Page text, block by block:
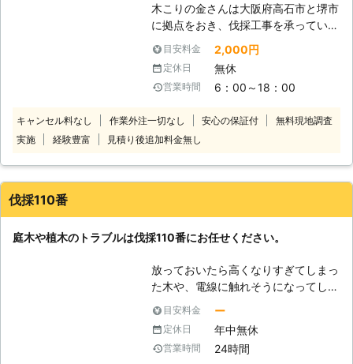
り、安全に木を切り倒すことができま
す。また伐採した木を運搬し、適切に
処分していきます。もしもお庭にお世
話ができなくなった木がある場合は、
浦幌町内全域で活動する当社まで一度
木こりの金さんは大阪府高石市と堺市
に拠点をおき、伐採工事を承っていま
す。大阪府の隣接エリアはもちろんの
こと、北海道でもご依頼承っています
ので気軽にご相談ください。 【特殊
伐採が得意！ほかで断られた依頼もお
きる業者を探している ・狭い場所の
ため伐採作業を断られてしまった こ
た状況での伐採は、周りの建物や電線
高い技術が必要です。当店では木に登
って少しずつ切り詰めていく「特殊伐
採」により、安全に伐採工事をおこな
いますので安心してお任せください。
【樹木に携わり約10年のベテランが
対応】 庭仕事・林業に携わってから
目安料金 2,000円
定休日 無休
営業時間 6：00～18：00
キャンセル料なし 作業外注一切なし 安心の保証付
無料現地調査
実施
経験豊富 見積り後追加料金無し
伐採110番
庭木や植木のトラブルは伐採110番にお任せください。
放っておいたら高くなりすぎてしまっ
た木や、電線に触れそうになってしま
っている木など、ご自分では手に負え
なくなってしまった木はありません
か？ 伐採110番では、1本から伐採、
抜根をお受けします。 一人で悩まず
目安料金 ー
定休日 年中無休
営業時間 24時間